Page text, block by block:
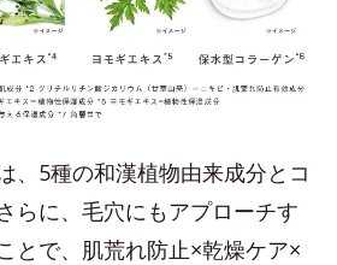
、5種の和漢植物由来成分とコ
らに、毛穴にもアプローチす
とで、肌荒れ防止×乾燥ケア×